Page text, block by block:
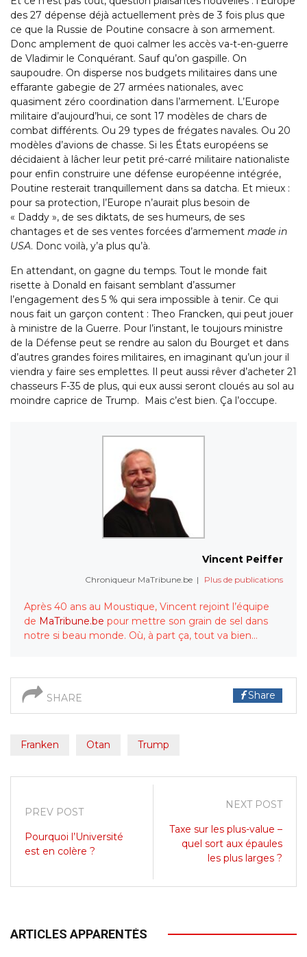
des 27 dépense déjà actuellement près de 3 fois plus que
ce que la Russie de Poutine consacre à son armement.
Donc amplement de quoi calmer les accès va-t-en-guerre
de Vladimir le Conquérant. Sauf qu’on gaspille. On
saupoudre. On disperse nos budgets militaires dans une
effarante gabegie de 27 armées nationales, avec
quasiment zéro coordination dans l’armement. L’Europe
militaire d’aujourd’hui, ce sont 17 modèles de chars de
combat différents. Ou 29 types de frégates navales. Ou 20
modèles d’avions de chasse. Si les États européens se
décidaient à lâcher leur petit pré-carré militaire nationaliste
pour enfin construire une défense européenne intégrée,
Poutine resterait tranquillement dans sa datcha. Et mieux :
pour sa protection, l’Europe n’aurait plus besoin de
« Daddy », de ses diktats, de ses humeurs, de ses
chantages et de ses ventes forcées d’armement made in
USA. Donc voilà, y’a plus qu’à.
En attendant, on gagne du temps. Tout le monde fait
risette à Donald en faisant semblant d’assumer
l’engagement des 5 % qui sera impossible à tenir. Ce qui
nous fait un garçon content : Theo Francken, qui peut jouer
à ministre de la Guerre. Pour l’instant, le toujours ministre
de la Défense peut se rendre au salon du Bourget et dans
d’autres grandes foires militaires, en imaginant qu’un jour il
viendra y faire ses emplettes. Il peut aussi rêver d’acheter 21
chasseurs F-35 de plus, qui eux aussi seront cloués au sol au
moindre caprice de Trump. Mais c’est bien. Ça l’occupe.
Vincent Peiffer
Chroniqueur MaTribune.be | Plus de publications
Après 40 ans au Moustique, Vincent rejoint l’équipe
de MaTribune.be pour mettre son grain de sel dans
notre si beau monde. Où, à part ça, tout va bien…
SHARE Share
Franken Otan Trump
PREV POST
Pourquoi l’Université
est en colère ?
NEXT POST
Taxe sur les plus-value –
quel sort aux épaules
les plus larges ?
ARTICLES APPARENTÉS